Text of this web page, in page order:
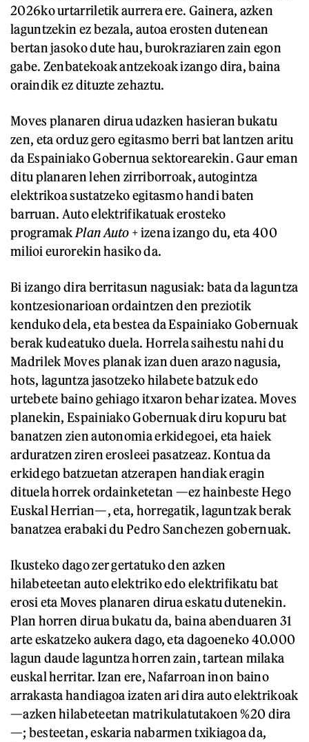
2026ko urtarriletik aurrera ere. Gainera, azken
laguntzekin ez bezala, autoa erosten dutenean
bertan jasoko dute hau, burokraziaren zain egon
gabe. Zenbatekoak antzekoak izango dira, baina
oraindik ez dituzte zehaztu.
Moves planaren dirua udazken hasieran bukatu
zen, eta orduz gero egitasmo berri bat lantzen aritu
da Espainiako Gobernua sektorearekin. Gaur eman
ditu planaren lehen zirriborroak, autogintza
elektrikoa sustatzeko egitasmo handi baten
barruan. Auto elektrifikatuak erosteko
programak Plan Auto +izena izango du, eta 400
milioi eurorekin hasiko da.
Bi izango dira berritasun nagusiak: bata da laguntza
kontzesionarioan ordaintzen den preziotik
kenduko dela, eta bestea da Espainiako Gobernuak
berak kudeatuko duela. Horrela saihestu nahi du
Madrilek Moves planak izan duen arazo nagusia,
hots, laguntza jasotzeko hilabete batzuk edo
urtebete baino gehiago itxaron behar izatea. Moves
planekin, Espainiako Gobernuak diru kopuru bat
banatzen zien autonomia erkidegoei, eta haiek
arduratzen ziren erosleei pasatzeaz. Kontua da
erkidego batzuetan atzerapen handiak eragin
dituela horrek ordainketetan —ez hainbeste Hego
Euskal Herrian—, eta, horregatik, laguntzak berak
banatzea erabaki du Pedro Sanchezen gobernuak.
Ikusteko dago zer gertatuko den azken
hilabeteetan auto elektriko edo elektrifikatu bat
erosi eta Moves planaren dirua eskatu dutenekin.
Plan horren dirua bukatu da, baina abenduaren 31
arte eskatzeko aukera dago, eta dagoeneko 40.000
lagun daude laguntza horren zain, tartean milaka
euskal herritar. Izan ere, Nafarroan inon baino
arrakasta handiagoa izaten ari dira auto elektrikoak
—azken hilabeteetan matrikulatutakoen %20 dira
—; besteetan, eskaria nabarmen txikiagoa da,